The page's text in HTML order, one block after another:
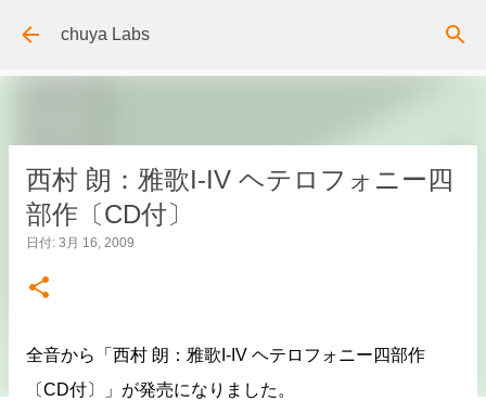
スキップしてメイン コンテンツに移動
chuya Labs
西村 朗：雅歌I-IV ヘテロフォニー四
部作〔CD付〕
日付: 3月 16, 2009
全音から「西村 朗：雅歌I-IV ヘテロフォニー四部作
〔CD付〕」が発売になりました。